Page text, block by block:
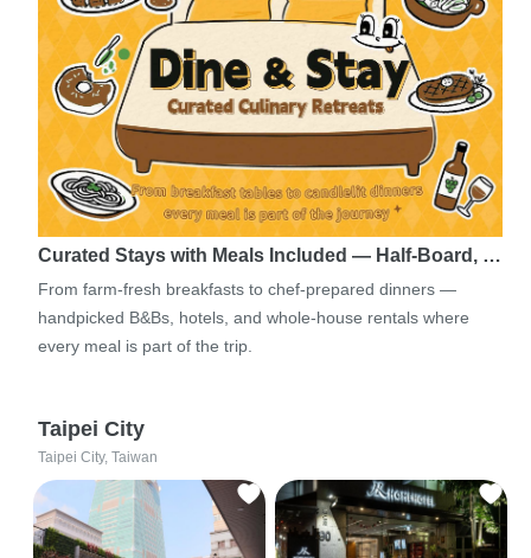
Curated Stays with Meals Included — Half-Board, …
From farm-fresh breakfasts to chef-prepared dinners —
handpicked B&Bs, hotels, and whole-house rentals where
every meal is part of the trip.
Taipei City
Taipei City, Taiwan